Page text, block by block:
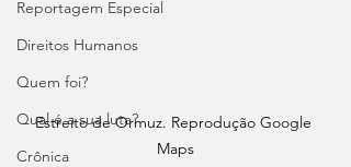
Reportagem Especial
Direitos Humanos
Quem foi?
Qual é a sua luta?
Crônica
Estreito de Ormuz. Reprodução Google
Maps